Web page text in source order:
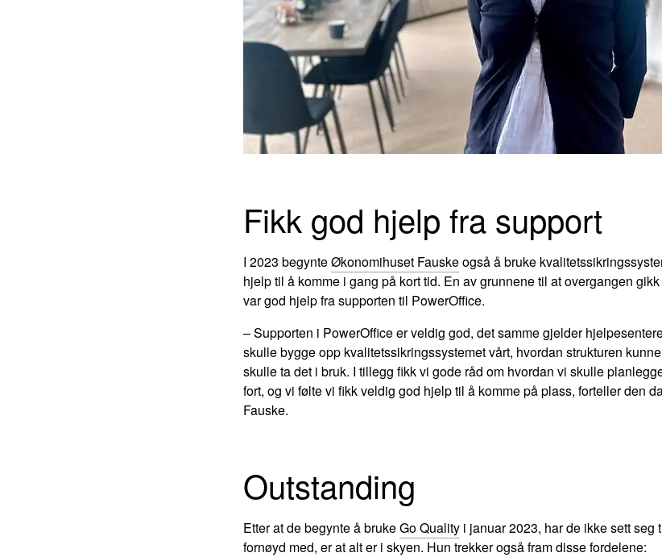
Fikk god hjelp fra support
I 2023 begynteØkonomihuset Fauskeogså å bruke
hjelp til å komme i gang på kort tid. En av grunnene til at overgangen
var god hjelp fra supporten til PowerOffice.
– Supporten i PowerOffice er veldig god, det samme gjelder
skulle bygge opp kvalitetssikringssystemet vårt, hvordan strukturen
skulle ta det i bruk. I tillegg fikk vi gode råd om hvordan vi skulle
fort, og vi følte vi fikk veldig god hjelp til å komme på plass, forteller den
Fauske.
Outstanding
Etter at de begynte å brukeGo Qualityi januar 2023, har de ikke sett seg
fornøyd med, er at alt er i skyen. Hun trekker også fram disse fordelene: